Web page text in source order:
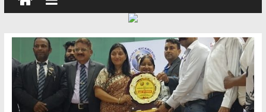
​धामी कैबिनेट का बड़ा फैसला: पशुपालकों को 60% तक सब्सिडी, गंगा एक्सप्रेसवे का
हरिद्वार तक होगा विस्तार